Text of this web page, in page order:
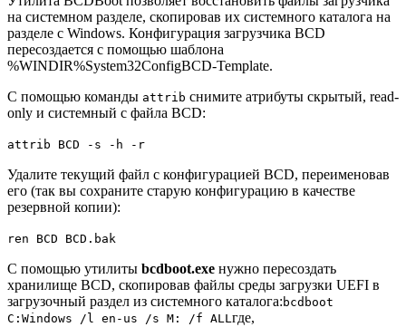
на системном разделе, скопировав их системного каталога на
разделе с Windows. Конфигурация загрузчика BCD
пересоздается с помощью шаблона
%WINDIR%System32ConfigBCD-Template.
С помощью команды attrib снимите атрибуты скрытый, read-
only и системный с файла BCD:
attrib BCD -s -h -r
Удалите текущий файл с конфигурацией BCD, переименовав
его (так вы сохраните старую конфигурацию в качестве
резервной копии):
ren BCD BCD.bak
С помощью утилиты bcdboot.exe нужно пересоздать
хранилище BCD, скопировав файлы среды загрузки UEFI в
загрузочный раздел из системного каталога: bcdboot
C:Windows /l en-us /s M: /f ALL где,